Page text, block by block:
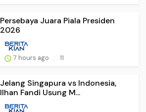
Persebaya Juara Piala Presiden
2026
7 hours ago 11
Jelang Singapura vs Indonesia,
Ilhan Fandi Usung M...